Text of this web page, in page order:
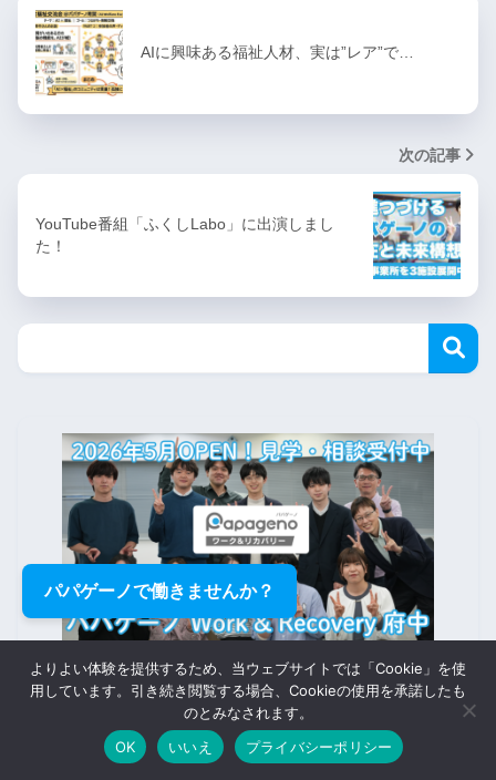
AIに興味ある福祉人材、実は”レア”で…
次の記事
YouTube番組「ふくしLabo」に出演しまし
た！
パパゲーノで働きませんか？
よりよい体験を提供するため、当ウェブサイトでは「Cookie」を使
用しています。引き続き閲覧する場合、Cookieの使用を承諾したも
のとみなされます。
OK
いいえ プライバシーポリシー